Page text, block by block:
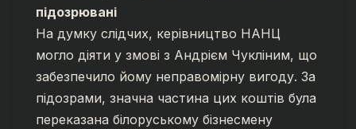
підозрювані
На думку слідчих, керівництво НАНЦ
могло діяти у змові з Андрієм Чукліним, що
забезпечило йому неправомірну вигоду. За
підозрами, значна частина цих коштів була
переказана білоруському бізнесмену